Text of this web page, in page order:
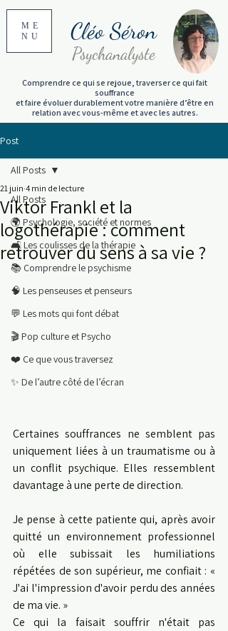
ME
NU
Psychanalyste
Comprendre ce qui se rejoue, traverser ce qui fait
souffrance
et faire évoluer durablement votre manière d’être en
relation avec vous-même et avec les autres.
Cléo Séron
Post
All Posts
🌍 Psychologie, société et normes
🛋️ Les coulisses de la thérapie
📚 Comprendre le psychisme
🧠 Les penseuses et penseurs
💬 Les mots qui font débat
🎬 Pop culture et Psycho
❤️ Ce que vous traversez
✨ De l’autre côté de l’écran
All Posts
Viktor Frankl et la
logothérapie : comment
retrouver du sens à sa vie ?
21 juin 4 min de lecture
Certaines souffrances ne semblent pas
uniquement liées à un traumatisme ou à
un conflit psychique. Elles ressemblent
davantage à une perte de direction.
Je pense à cette patiente qui, après avoir
quitté un environnement professionnel
où elle subissait les humiliations
répétées de son supérieur, me confiait : «
J'ai l'impression d'avoir perdu des années
de ma vie. »
Ce qui la faisait souffrir n'était pas